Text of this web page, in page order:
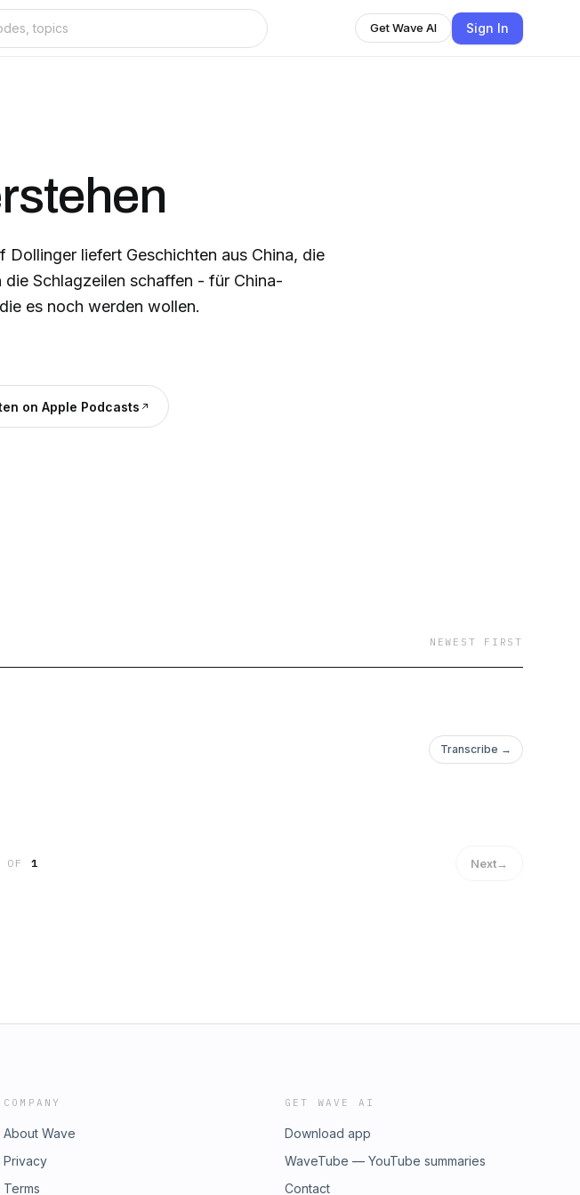
Get Wave AI Sign In
Dollinger liefert Geschichten aus China, die
die Schlagzeilen schaffen - für China-
es noch werden wollen.
on Apple Podcasts
NEWEST FIRST
Transcribe →
OF 1 Next→
COMPANY
About Wave
Privacy
Terms
GET WAVE AI
Download app
WaveTube — YouTube summaries
Contact